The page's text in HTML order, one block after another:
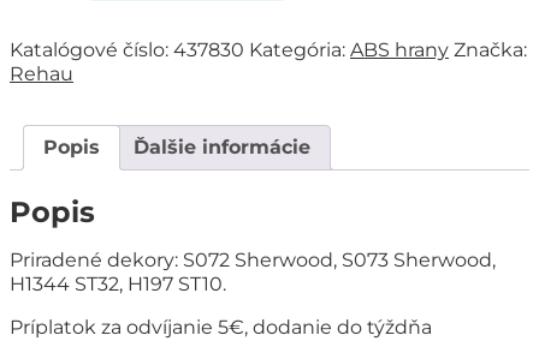
Katalógové číslo: 437830 Kategória: ABS hrany Značka:
Rehau
Popis Ďalšie informácie
Popis
Priradené dekory: S072 Sherwood, S073 Sherwood,
H1344 ST32, H197 ST10.
Príplatok za odvíjanie 5€, dodanie do týždňa